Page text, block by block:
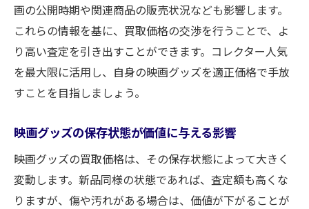
個人情報保護への取り組み
偽造グッズを見極めるためのチェックポイ
ント
買取時に発生しうるトラブルとその対処法
買取大吉の安全保証制度とは
安心して利用できる買取大吉のセキュリテ
ィ対策
安全な取引を可能にするスタッフの教育
映画グッズを最適な価格で買取るためのステッ
画の公開時期や関連商品の販売状況なども影響します。
これらの情報を基に、買取価格の交渉を行うことで、よ
り高い査定を引き出すことができます。コレクター人気
を最大限に活用し、自身の映画グッズを適正価格で手放
すことを目指しましょう。
映画グッズの保存状態が価値に与える影響
映画グッズの買取価格は、その保存状態によって大きく
変動します。新品同様の状態であれば、査定額も高くな
りますが、傷や汚れがある場合は、価値が下がることが